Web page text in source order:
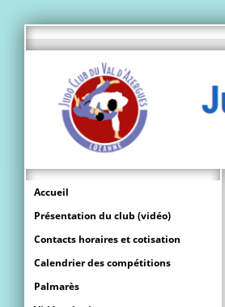
Accueil
Présentation du club (vidéo)
Contacts horaires et cotisation
Calendrier des compétitions
Palmarès